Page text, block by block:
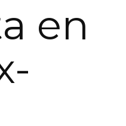
en